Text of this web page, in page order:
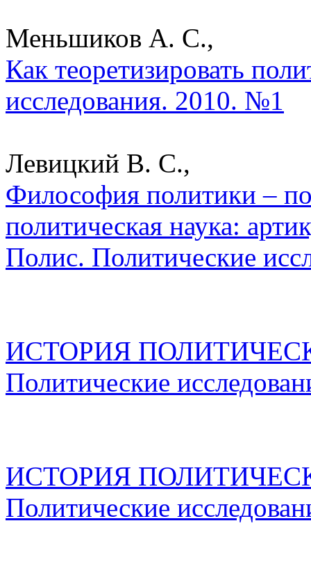
Меньшиков А. С.,
Как теоретизировать
исследования. 2010. №1
Левицкий В. С.,
Философия политики –
политическая наука:
Полис. Политические
ИСТОРИЯ
Политические
ИСТОРИЯ
Политические